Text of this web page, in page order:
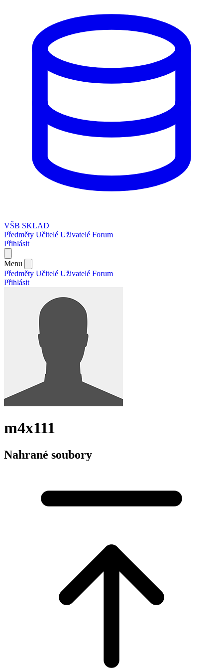
VŠB SKLAD
Předměty Učitelé Uživatelé Forum
Přihlásit
Menu
Předměty Učitelé Uživatelé Forum
Přihlásit
m4x111
Nahrané soubory